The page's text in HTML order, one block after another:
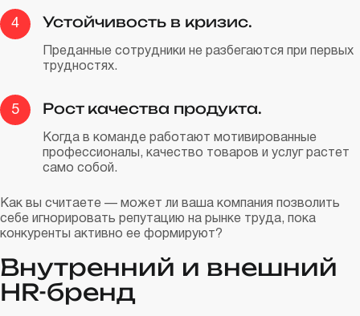
4 Устойчивость в кризис.
Преданные сотрудники не разбегаются при первых
трудностях.
5 Рост качества продукта.
Когда в команде работают мотивированные
профессионалы, качество товаров и услуг растет
само собой.
Как вы считаете — может ли ваша компания позволить
себе игнорировать репутацию на рынке труда, пока
конкуренты активно ее формируют?
Внутренний и внешний
HR-бренд